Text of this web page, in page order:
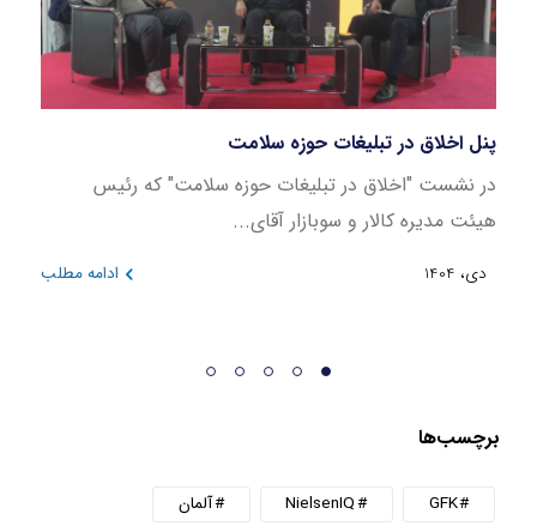
پنل اخلاق در تبلیغات حوزه سلامت
در نشست "اخلاق در تبلیغات حوزه سلامت" که رئیس
هیئت مدیره کالار و سوبازار آقای...
دی، 1404 ادامه مطلب
برچسب‌ها
GFK
NielsenIQ آلمان